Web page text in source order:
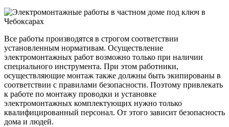
Все работы производятся в строгом соответствии
установленным нормативам. Осуществление
электромонтажных работ возможно только при наличии
специального инструмента. При этом работники,
осуществляющие монтаж также должны быть экипированы в
соответствии с правилами безопасности. Поэтому привлекать
к работе по монтажу проводки и установке
электромонтажных комплектующих нужно только
квалифицированный персонал. От этого зависит безопасность
дома и людей.